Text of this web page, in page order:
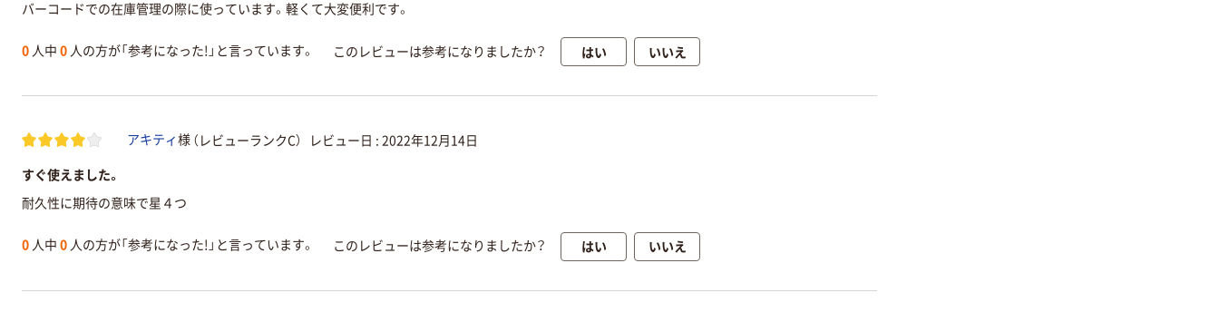
バーコードでの在庫管理の際に使っています。軽くて大変便利です。
0 人中 0 人の方が「参考になった!」と言っています。 このレビューは参考になりましたか？ はい いいえ
アキティ様 （レビューランクC） レビュー日 : 2022年12月14日
すぐ使えました。
耐久性に期待の意味で星４つ
0 人中 0 人の方が「参考になった!」と言っています。 このレビューは参考になりましたか？ はい いいえ